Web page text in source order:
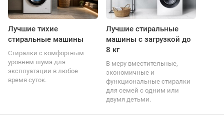
Лучшие тихие
стиральные машины
Стиралки с комфортным
уровнем шума для
эксплуатации в любое
время суток.
Лучшие стиральные
машины с загрузкой до
8 кг
В меру вместительные,
экономичные и
функциональные стиралки
для семей с одним или
двумя детьми.